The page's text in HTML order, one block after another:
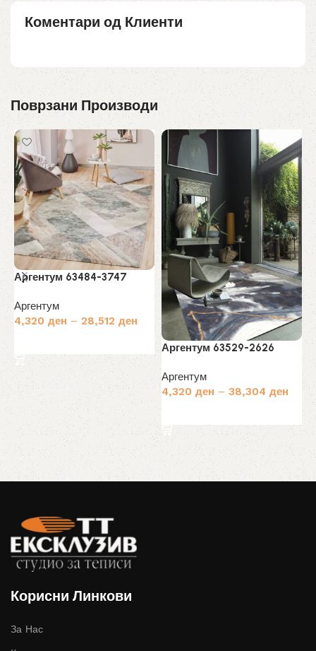
Коментари од Клиенти
Поврзани Производи
Аргентум 63484-3747
Аргентум
4,320 ден – 28,512 ден
Аргентум 63529-2626
Аргентум
4,320 ден – 38,304 ден
Корисни Линкови
За Нас